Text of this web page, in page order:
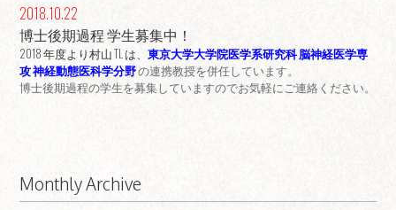
2018.10.22
博士後期過程 学生募集中！
2018 年度より村山 TL は、東京大学大学院医学系研究科脳神経医学専
攻 神経動態医科学分野の連携教授を併任しています。
博士後期過程の学生を募集していますのでお気軽にご連絡ください。
Monthly Archive